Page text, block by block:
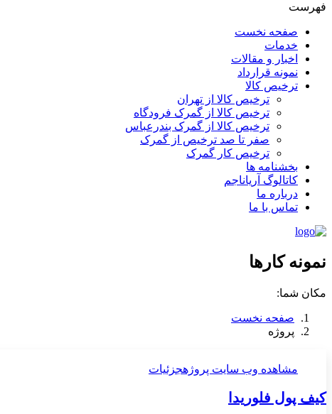
فهرست
صفحه نخست
خدمات
اخبار و مقالات
نمونه قرارداد
ترخیص کالا
ترخیص کالا از تهران
ترخیص کالا از گمرک فرودگاه
ترخیص کالا از گمرک بندرعباس
صفر تا صد ترخیص از گمرک
ترخیص کار گمرک
بخشنامه ها
کاتالوگ آریاناجم
درباره ما
تماس با ما
نمونه کارها
مکان شما:
صفحه نخست
پروژه
مشاهده وب سایت پروژهجزئیات
کیف پول فلوریدا